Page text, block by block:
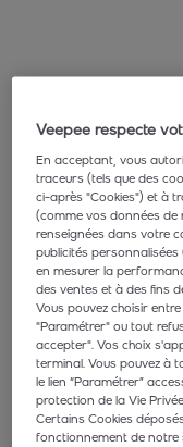
Veepee respecte
En acceptant, vous
traceurs (tels que des
ci-après "Cookies") et à
(comme vos données
renseignées dans votre
publicités
en mesurer la
des ventes et à des fins
Vous pouvez choisir
"Paramétrer" ou tout
accepter". Vos choix
terminal. Vous pouvez à
le lien “Paramétrer”
protection de la Vie
Certains Cookies
fonctionnement de notre